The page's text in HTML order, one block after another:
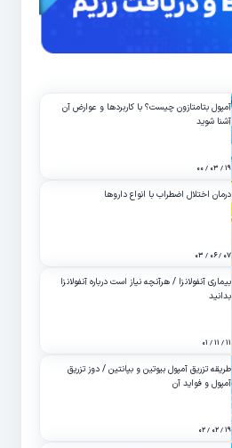
آمپول بتامتازون چیست؟ با کاربردها و عوارض آن
آشنا شوید
۱۹ / ۰۳ / ۰۰
درمان اختلال اضطراب با انواع داروها
۰۷ / ۰۶ / ۰۳
بیماری آنفولانزا / هرآنچه نیاز است درباره آنفولانزا
بدانید
۱۱ / ۱۱ / ۰۱
طریقه تزریق آمپول بیوتین و بپانتین / دوز تزریق
آمپول و فواید آن
۱۹ / ۰۲ / ۰۲